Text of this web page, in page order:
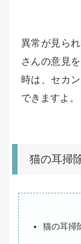
異常が見ら
さんの意見
時は、セカ
できますよ。
猫の耳掃
猫の耳掃